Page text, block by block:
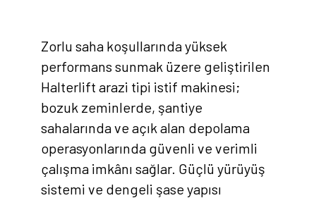
Zorlu saha koşullarında yüksek
performans sunmak üzere geliştirilen
Halterlift arazi tipi istif makinesi;
bozuk zeminlerde, şantiye
sahalarında ve açık alan depolama
operasyonlarında güvenli ve verimli
çalışma imkânı sağlar. Güçlü yürüyüş
sistemi ve dengeli şase yapısı